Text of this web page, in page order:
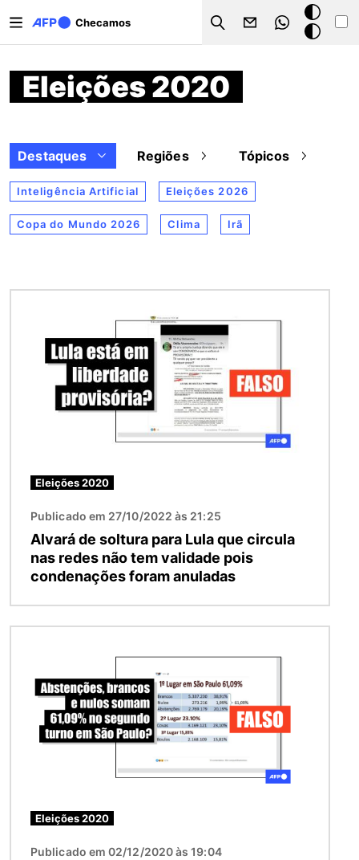
Checamos
Search
Modo
escuro
Eleições 2020
Destaques Regiões Tópicos
Inteligência Artificial Eleições 2026
Copa do Mundo 2026 Clima Irã
Eleições 2020
Publicado em 27/10/2022 às 21:25
Alvará de soltura para Lula que circula
nas redes não tem validade pois
condenações foram anuladas
Eleições 2020
Publicado em 02/12/2020 às 19:04